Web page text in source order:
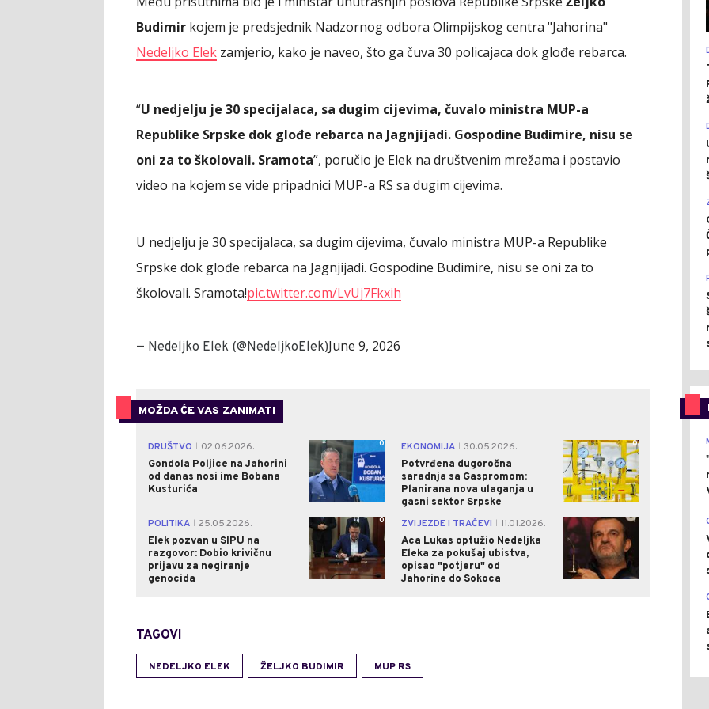
Budimir kojem je predsjednik Nadzornog odbora Olimpijskog centra "Jahorina"
Nedeljko Elek zamjerio, kako je naveo, što ga čuva 30 policajaca dok glođe rebarca.
“U nedjelju je 30 specijalaca, sa dugim cijevima, čuvalo ministra MUP-a
Republike Srpske dok glođe rebarca na Jagnjijadi. Gospodine Budimire, nisu se
oni za to školovali. Sramota”, poručio je Elek na društvenim mrežama i postavio
video na kojem se vide pripadnici MUP-a RS sa dugim cijevima.
U nedjelju je 30 specijalaca, sa dugim cijevima, čuvalo ministra MUP-a Republike
Srpske dok glođe rebarca na Jagnjijadi. Gospodine Budimire, nisu se oni za to
školovali. Sramota!pic.twitter.com/LvUj7Fkxih
— Nedeljko Elek (@NedeljkoElek)June 9, 2026
MOŽDA ĆE VAS ZANIMATI
DRUŠTVO
02.06.2026.
Gondola Poljice na Jahorini
od danas nosi ime Bobana
Kusturića
0 EKONOMIJA
30.05.2026.
Potvrđena dugoročna
saradnja sa Gaspromom:
Planirana nova ulaganja u
gasni sektor Srpske
0
POLITIKA
25.05.2026.
Elek pozvan u SIPU na
razgovor: Dobio krivičnu
prijavu za negiranje
genocida
0 ZVIJEZDE I TRAČEVI
11.01.2026.
Aca Lukas optužio Nedeljka
Eleka za pokušaj ubistva,
opisao "potjeru" od
Jahorine do Sokoca
1
TAGOVI
NEDELJKO ELEK ŽELJKO BUDIMIR MUP RS